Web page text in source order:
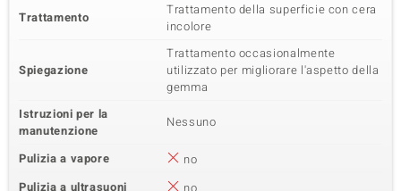
Trattamento
Trattamento della superficie con cera
incolore
Spiegazione
Trattamento occasionalmente
utilizzato per migliorare l'aspetto della
gemma
Istruzioni per la
manutenzione
Nessuno
Pulizia a vapore
no
Pulizia a ultrasuoni